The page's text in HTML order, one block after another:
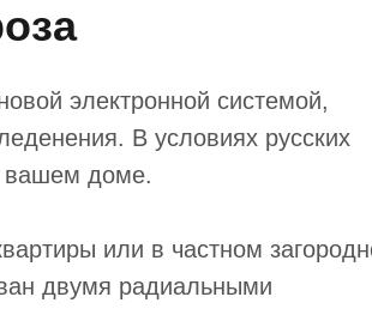
электронной системой,
В условиях русских
вашем доме.
или в частном
двумя радиальными